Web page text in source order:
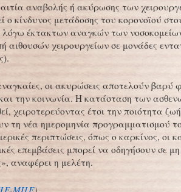
αναβολής ή ακύρωσης των
ο κίνδυνος μετάδοσης του κορονοϊού
έκτακτων αναγκών των
αιθουσών χειρουργείων σε μονάδες
οι ακυρώσεις αποτελούν βαρύ
την κοινωνία. Η κατάσταση των
χειροτερεύοντας έτσι την ποιότητα
τη νέα ημερομηνία προγραμματισμού
περιπτώσεις, όπως ο καρκίνος, οι
επεμβάσεις μπορεί να οδηγήσουν σε
αναφέρει η μελέτη.
ΜΠΕ)